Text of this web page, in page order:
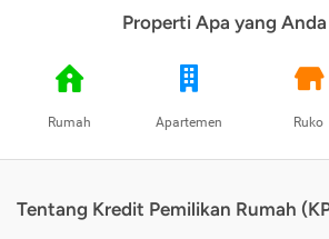
Properti Apa yang Anda
Rumah Apartemen Ruko
Tentang Kredit Pemilikan Rumah